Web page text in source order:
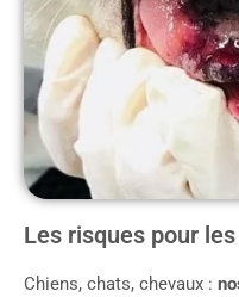
Les risques pour
Chiens, chats, chevaux :